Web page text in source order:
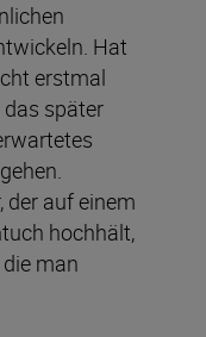
Hat
erstmal
später
der auf einem
hochhält,
man